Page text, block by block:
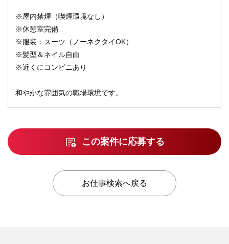
※屋内禁煙（喫煙環境なし）
※休憩室完備
※服装：スーツ（ノーネクタイOK）
※髪型＆ネイル自由
※近くにコンビニあり
和やかな雰囲気の職場環境です。
この案件に応募する
お仕事検索へ戻る